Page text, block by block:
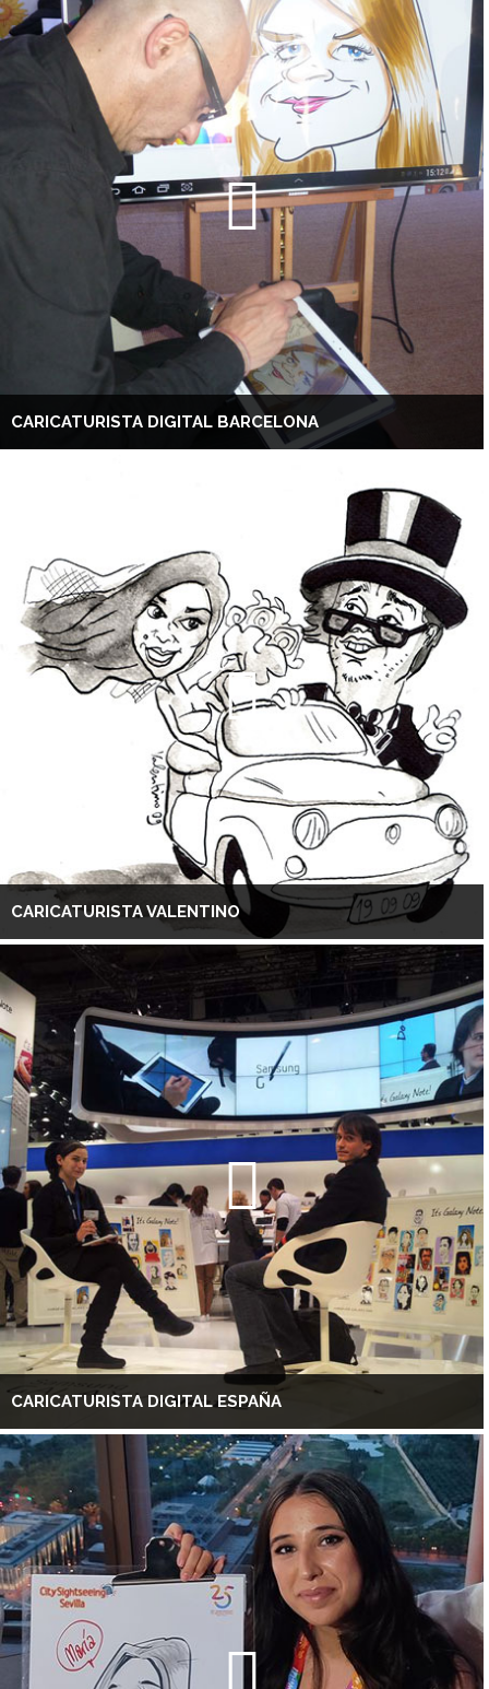
CARICATURISTA DIGITAL BARCELONA
CARICATURISTA VALENTINO
CARICATURISTA DIGITAL ESPAÑA